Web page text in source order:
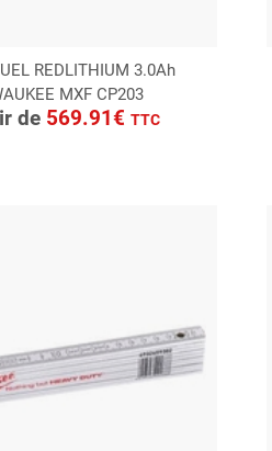
REDLITHIUM 3.0Ah
MXF CP203
de 569.91€TTC
Demande de devis